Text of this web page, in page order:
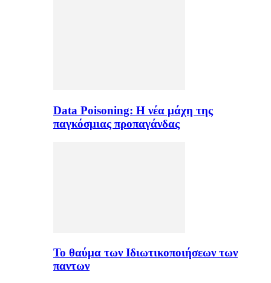
Data Poisoning: Η νέα μάχη της
παγκόσμιας προπαγάνδας
Το θαύμα των Ιδιωτικοποιήσεων των
παντων